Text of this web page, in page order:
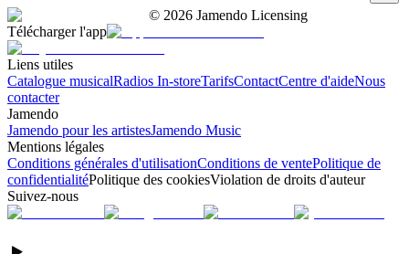
© 2026 Jamendo Licensing
Télécharger l'app
Liens utiles
Catalogue musicalRadios In-storeTarifsContactCentre d'aideNous
contacter
Jamendo
Jamendo pour les artistesJamendo Music
Mentions légales
Conditions générales d'utilisationConditions de ventePolitique de
confidentialitéPolitique des cookiesViolation de droits d'auteur
Suivez-nous